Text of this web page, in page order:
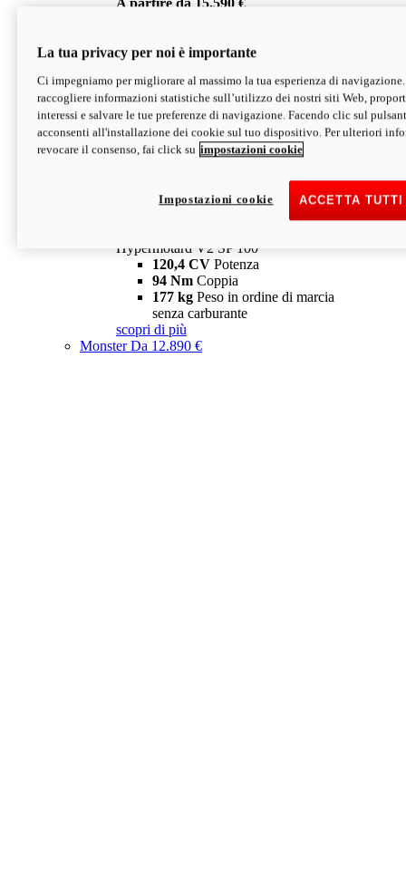
A partire da 15.590 €
V2 SP
Hypermotard V2 SP
120,4 CVPotenza
94 NmCoppia
177 kgPeso in ordine di marcia
senza carburante
Depotenziata 35 kW: 18.890 € i
configura scopri di più
Hypermotard V2 SP 100
120,4 CV Potenza
94 Nm Coppia
177 kg Peso in ordine di marcia
senza carburante
scopri di più
MonsterDa 12.890 €
La tua privacy per noi è importante
Ci impegniamo per migliorare al massimo la tua esperienza di
raccogliere informazioni statistiche sull’utilizzo dei nostri siti Web,
interessi e salvare le tue preferenze di navigazione. Facendo clic sul
acconsenti all'installazione dei cookie sul tuo dispositivo. Per ulteriori
revocare il consenso, fai click su impostazioni cookie
ACCETTA
Impostazioni cookie